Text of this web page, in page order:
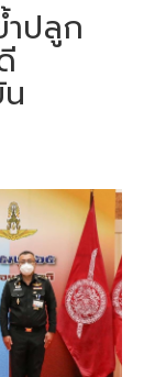
ปลูก